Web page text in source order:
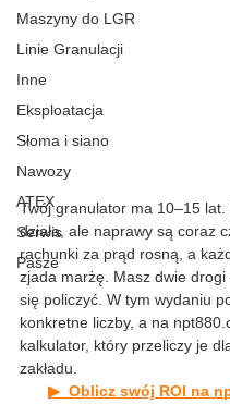
Maszyny do LGR
Linie Granulacji
Inne
Eksploatacja
Słoma i siano
Nawozy
ATEX
Serwis
Pasze
Twój granulator ma 10–15 lat.
działa, ale naprawy są coraz
rachunki za prąd rosną, a
zjada marżę. Masz dwie
się policzyć. W tym wydaniu
konkretne liczby, a na
kalkulator, który przeliczy je
zakładu.
▶  Oblicz swój ROI na